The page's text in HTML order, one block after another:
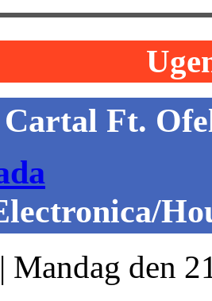
Ft.
| Mandag den